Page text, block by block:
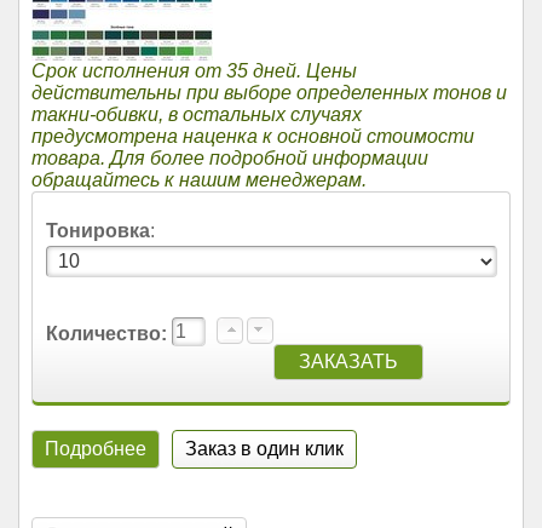
Срок исполнения от 35 дней. Цены
действительны при выборе определенных тонов и
такни-обивки, в остальных случаях
предусмотрена наценка к основной стоимости
товара. Для более подробной информации
обращайтесь к нашим менеджерам.
Тонировка:
Количество:
Подробнее Заказ в один клик